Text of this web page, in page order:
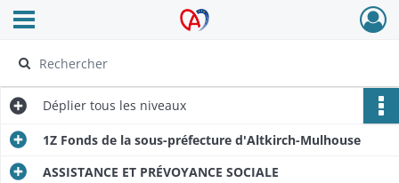
Archives Alsace - Colmar
Ouvrir le menu déroulant
Déplier tous les niveaux
1Z Fonds de la sous-préfecture d'Altkirch-Mulhouse
ASSISTANCE ET PRÉVOYANCE SOCIALE